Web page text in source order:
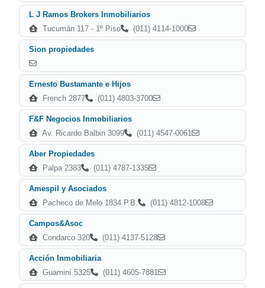
L J Ramos Brokers Inmobiliarios
Tucumán 117 - 1º Piso
(011) 4114-1000
Sion propiedades
Ernesto Bustamante e Hijos
French 2877
(011) 4803-3700
F&F Negocios Inmobiliarios
Av. Ricardo Balbin 3099
(011) 4547-0061
Aber Propiedades
Palpa 2383
(011) 4787-1335
Amespil y Asociados
Pacheco de Melo 1834 P.B.
(011) 4812-1008
Campos&Asoc
Condarco 320
(011) 4137-5128
Acción Inmobiliaria
Guaminí 5325
(011) 4605-7881